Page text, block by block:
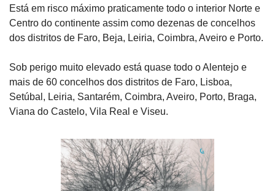
Está em risco máximo praticamente todo o interior Norte e
Centro do continente assim como dezenas de concelhos
dos distritos de Faro, Beja, Leiria, Coimbra, Aveiro e Porto.
Sob perigo muito elevado está quase todo o Alentejo e
mais de 60 concelhos dos distritos de Faro, Lisboa,
Setúbal, Leiria, Santarém, Coimbra, Aveiro, Porto, Braga,
Viana do Castelo, Vila Real e Viseu.